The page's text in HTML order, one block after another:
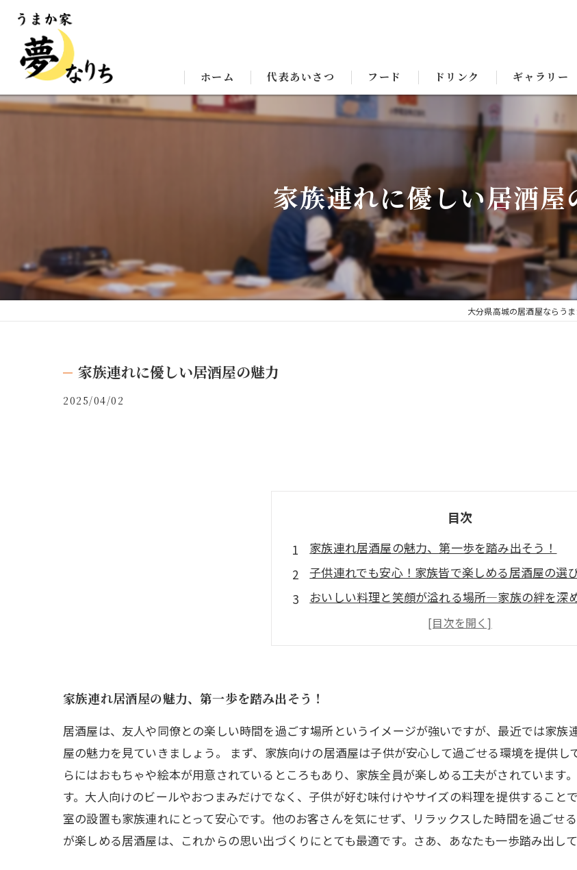
ホーム 代表あいさつ フード ドリンク ギャラリー
家族連れに優しい居酒屋
大分県高城の居酒屋ならう
家族連れに優しい居酒屋の魅力
2025/04/02
目次
家族連れ居酒屋の魅力、第一歩を踏み出そう！
子供連れでも安心！家族皆で楽しめる居酒屋の選
おいしい料理と笑顔が溢れる場所—家族の絆を深
家族向け居酒屋、特別なサービスとおもてなしのカ
リピート率が高い理由とは？家族連れの居酒屋体
居酒屋での家族の時間、思い出を作る最高の場所
家族連れ居酒屋の魅力、第一歩を踏み出そう！
居酒屋は、友人や同僚との楽しい時間を過ごす場所というイメージが強いですが、最近では家族
屋の魅力を見ていきましょう。 まず、家族向けの居酒屋は子供が安心して過ごせる環境を提供
らにはおもちゃや絵本が用意されているところもあり、家族全員が楽しめる工夫がされています
す。大人向けのビールやおつまみだけでなく、子供が好む味付けやサイズの料理を提供すること
室の設置も家族連れにとって安心です。他のお客さんを気にせず、リラックスした時間を過ごせ
が楽しめる居酒屋は、これからの思い出づくりにとても最適です。さあ、あなたも一歩踏み出し